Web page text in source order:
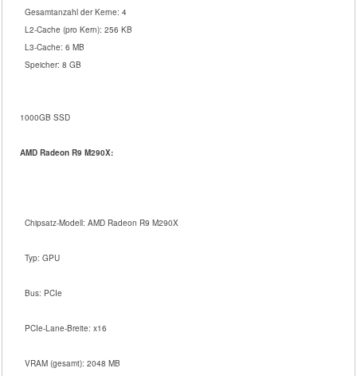
Gesamtanzahl der Kerne: 4
L2-Cache (pro Kern): 256 KB
L3-Cache: 6 MB
Speicher: 8 GB
1000GB SSD
AMD Radeon R9 M290X:
Chipsatz-Modell: AMD Radeon R9 M290X
Typ: GPU
Bus: PCIe
PCIe-Lane-Breite: x16
VRAM (gesamt): 2048 MB